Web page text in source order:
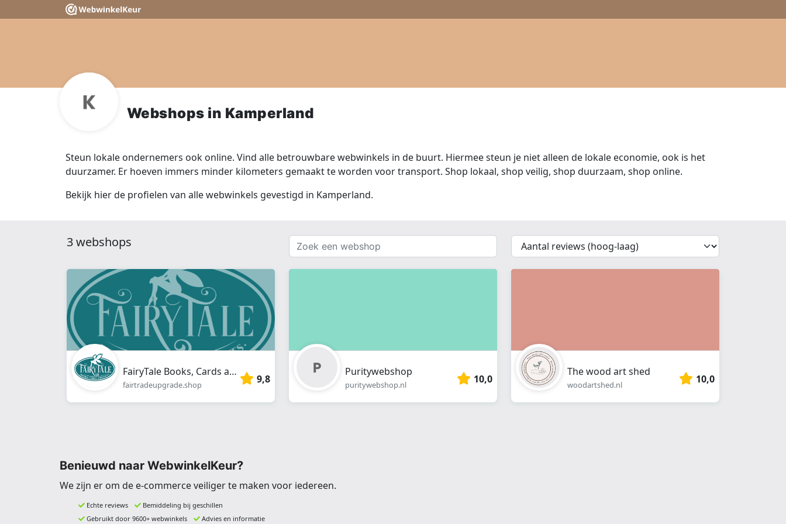
Webshops in Kamperland
Steun lokale ondernemers ook online. Vind alle betrouwbare webwinkels in de buurt. Hiermee steun je niet alleen de lokale economie, ook is het
duurzamer. Er hoeven immers minder kilometers gemaakt te worden voor transport. Shop lokaal, shop veilig, shop duurzaam, shop online.
Bekijk hier de profielen van alle webwinkels gevestigd in Kamperland.
3 webshops
Zoek
een
webshop
{{
__('Sort')
}}
FairyTale Books, Cards and Gifts
fairtradeupgrade.shop 9,8
Puritywebshop
puritywebshop.nl 10,0
The wood art shed
woodartshed.nl 10,0
Benieuwd naar WebwinkelKeur?
We zijn er om de e-commerce veiliger te maken voor iedereen.
Echte reviews
Bemiddeling bij geschillen
Gebruikt door 9600+ webwinkels
Advies en informatie